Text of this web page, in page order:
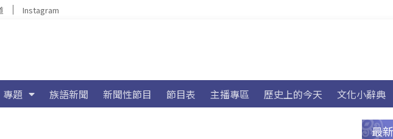
Instagram
專題 族語新聞 新聞性節目 節目表 主播專區 歷史上的今天 文化小辭典
最